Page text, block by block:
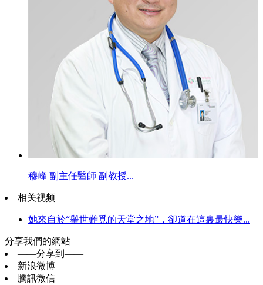
穆峰 副主任醫師 副教授...
相关视频
她來自於“舉世難覓的天堂之地”，卻道在這裏最快樂...
分享我們的網站
——分享到——
新浪微博
騰訊微信